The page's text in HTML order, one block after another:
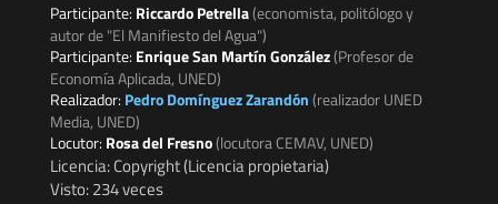
Participante: Riccardo Petrella(economista, politólogo y
autor de "El Manifiesto del Agua")
Participante: Enrique San Martín González(Profesor de
Economía Aplicada, UNED)
Realizador: Pedro Domínguez Zarandón(realizador UNED
Media, UNED)
Locutor: Rosa del Fresno(locutora CEMAV, UNED)
Licencia: Copyright (Licencia propietaria)
Visto: 234 veces